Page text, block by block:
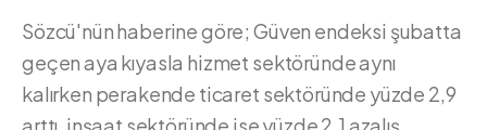
Sözcü'nün haberine göre; Güven endeksi şubatta
geçen aya kıyasla hizmet sektöründe aynı
kalırken perakende ticaret sektöründe yüzde 2,9